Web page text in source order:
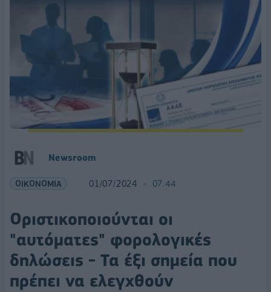
Newsroom
ΟΙΚΟΝΟΜΙΑ 01/07/2024 07:44
Οριστικοποιούνται οι
"αυτόματες" φορολογικές
δηλώσεις - Τα έξι σημεία που
πρέπει να ελεγχθούν